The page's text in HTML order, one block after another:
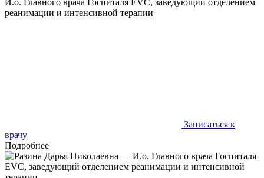
реанимации и интенсивной терапии
Записаться к
врачу
Подробнее